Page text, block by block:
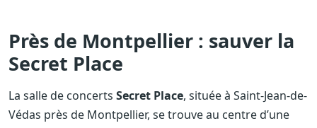
Près de Montpellier : sauver la
Secret Place
La salle de concerts Secret Place, située à Saint-Jean-de-
Védas près de Montpellier, se trouve au centre d’une